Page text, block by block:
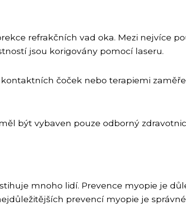
refrakčních vad oka. Mezi nejvíce
jsou korigovány pomocí laseru.
čoček nebo terapiemi
být vybaven pouze odborný
mnoho lidí. Prevence myopie je
prevencí myopie je